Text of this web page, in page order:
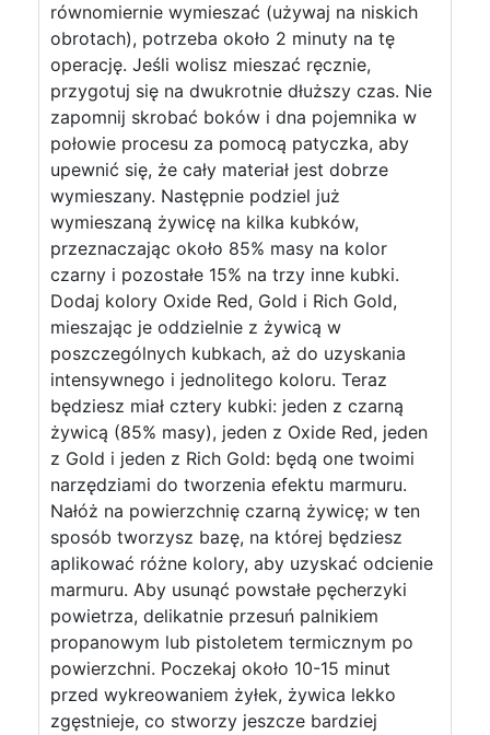
równomiernie wymieszać (używaj na niskich
obrotach), potrzeba około 2 minuty na tę
operację. Jeśli wolisz mieszać ręcznie,
przygotuj się na dwukrotnie dłuższy czas. Nie
zapomnij skrobać boków i dna pojemnika w
połowie procesu za pomocą patyczka, aby
upewnić się, że cały materiał jest dobrze
wymieszany. Następnie podziel już
wymieszaną żywicę na kilka kubków,
przeznaczając około 85% masy na kolor
czarny i pozostałe 15% na trzy inne kubki.
Dodaj kolory Oxide Red, Gold i Rich Gold,
mieszając je oddzielnie z żywicą w
poszczególnych kubkach, aż do uzyskania
intensywnego i jednolitego koloru. Teraz
będziesz miał cztery kubki: jeden z czarną
żywicą (85% masy), jeden z Oxide Red, jeden
z Gold i jeden z Rich Gold: będą one twoimi
narzędziami do tworzenia efektu marmuru.
Nałóż na powierzchnię czarną żywicę; w ten
sposób tworzysz bazę, na której będziesz
aplikować różne kolory, aby uzyskać odcienie
marmuru. Aby usunąć powstałe pęcherzyki
powietrza, delikatnie przesuń palnikiem
propanowym lub pistoletem termicznym po
powierzchni. Poczekaj około 10-15 minut
przed wykreowaniem żyłek, żywica lekko
zgęstnieje, co stworzy jeszcze bardziej